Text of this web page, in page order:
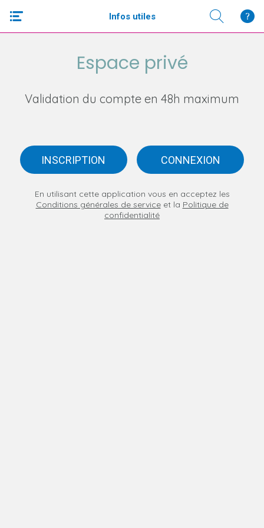
Infos utiles
Espace privé
Validation du compte en 48h maximum
INSCRIPTION CONNEXION
En utilisant cette application vous en acceptez les
Conditions générales de serviceet la Politique de
confidentialité